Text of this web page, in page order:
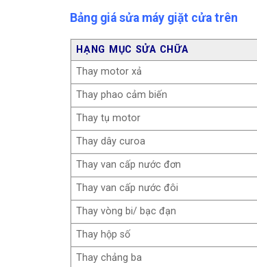
Ống nước xả
IC nguồn
Thay bộ nguồn (dòng inverter)
Thay động cơ chuyển động trực tiếp
Làm đồng máy giặt 5-8 kg
Làm đồng máy giặt 8.5-12 kg
Tay nắm cánh cửa
Công tắc cửa
Thi công đường ống cấp nước
Vệ sinh máy giặt
Chân kê máy giặt
Bảng giá sửa máy giặt cửa trên
HẠNG MỤC SỬA CHỮA
Thay motor xả
Thay phao cảm biến
Thay tụ motor
Thay dây curoa
Thay van cấp nước đơn
Thay van cấp nước đôi
Thay vòng bi/ bạc đạn
Thay hộp số
Thay chảng ba